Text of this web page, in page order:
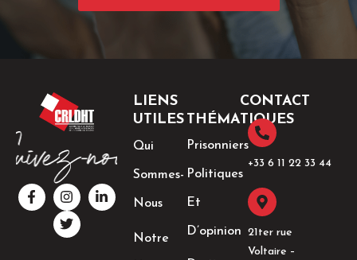
F
a
c
I
n
s
t
a
L
i
n
T
w
i
t
t
LIENS
UTILES
Qui
Sommes-
Nous
Notre
THÉMATIQUES
Prisonniers
Politiques
Et
D’opinion
CONTACT
+33 6 11 22 33 44​
21ter rue
Voltaire –